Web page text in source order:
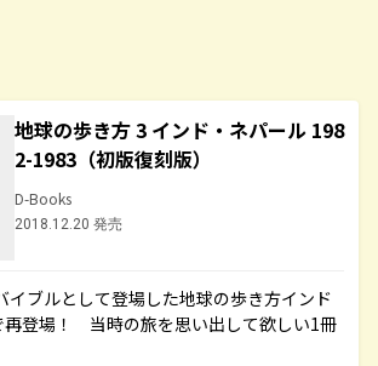
地球の歩き方 3 インド・ネパール 198
2-1983（初版復刻版）
D-Books
2018.12.20 発売
イブルとして登場した地球の歩き方インド
再登場！ 当時の旅を思い出して欲しい1冊